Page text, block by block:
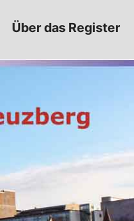
Über das Register